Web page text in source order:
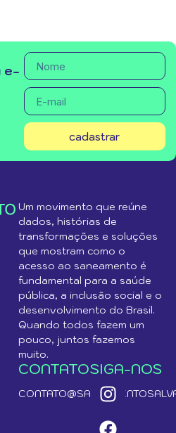
e-
cadastrar
Um movimento que reúne
dados, histórias de
transformações e soluções
que mostram como o
acesso ao saneamento é
fundamental para a saúde
pública, a inclusão social e o
desenvolvimento do Brasil.
Quando todos fazem um
pouco, juntos fazemos
muito.
CONTATOSIGA-NOS